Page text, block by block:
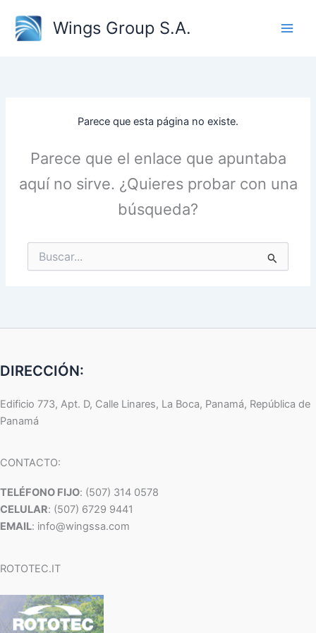
contenido
Wings Group S.A.
Parece que esta página no existe.
Parece que el enlace que apuntaba
aquí no sirve. ¿Quieres probar con una
búsqueda?
Buscar
por:
DIRECCIÓN:
Edificio 773, Apt. D, Calle Linares, La Boca, Panamá, República de
Panamá
CONTACTO:
TELÉFONO FIJO: (507) 314 0578
CELULAR: (507) 6729 9441
EMAIL: info@wingssa.com
ROTOTEC.IT